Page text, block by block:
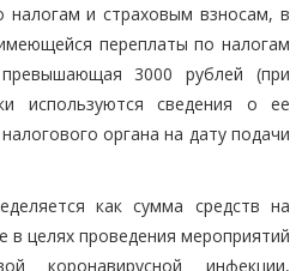
налогам и страховым взносам, в
переплаты по налогам
3000 рублей (при
используются сведения о ее
органа на дату подачи
как сумма средств на
в целях проведения мероприятий
коронавирусной инфекции,